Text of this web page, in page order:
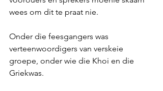
wees om dit te praat nie.
Onder die feesgangers was
verteenwoordigers van verskeie
groepe, onder wie die Khoi en die
Griekwas.